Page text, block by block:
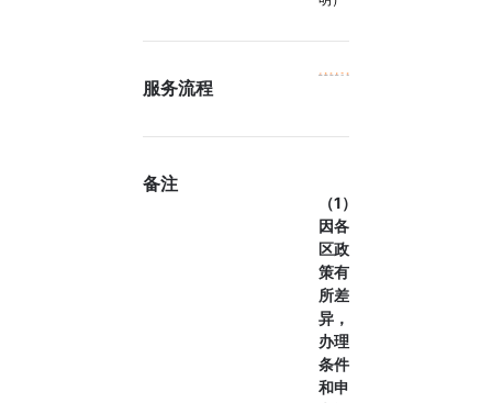
服务流程
备注
（1）
因各
区政
策有
所差
异，
办理
条件
和申